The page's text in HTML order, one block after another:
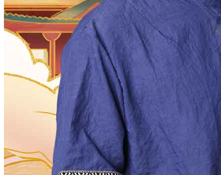
1957
1956 1955 1953 1952
1951
1950
1949 1948 1947
1944
1943 1942 1941 1940 1939
1938
1937
1936 1935 1934 1933
1932
1931
1930 1928 1927 1926
1924
1923 1922 1920
1919
1918
1916 1915 1914
1912
1911
1909 1908 1907
1905
1904 1903 1902 1900
12
11 7
31
30 29 28 27 25 24
22
21 20 18 17
12
11 10 9 8 7 4